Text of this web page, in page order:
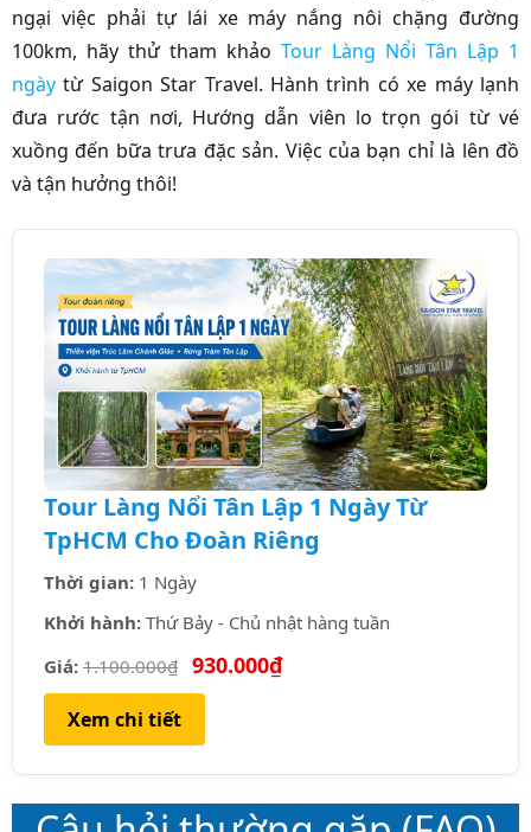
ngại việc phải tự lái xe máy nắng nôi chặng đường
100km, hãy thử tham khảo Tour Làng Nổi Tân Lập 1
ngày từ Saigon Star Travel. Hành trình có xe máy lạnh
đưa rước tận nơi, Hướng dẫn viên lo trọn gói từ vé
xuồng đến bữa trưa đặc sản. Việc của bạn chỉ là lên đồ
và tận hưởng thôi!
Tour Làng Nổi Tân Lập 1 Ngày Từ
TpHCM Cho Đoàn Riêng
Thời gian: 1 Ngày
Khởi hành: Thứ Bảy - Chủ nhật hàng tuần
Giá: 1.100.000₫ 930.000₫
Xem chi tiết